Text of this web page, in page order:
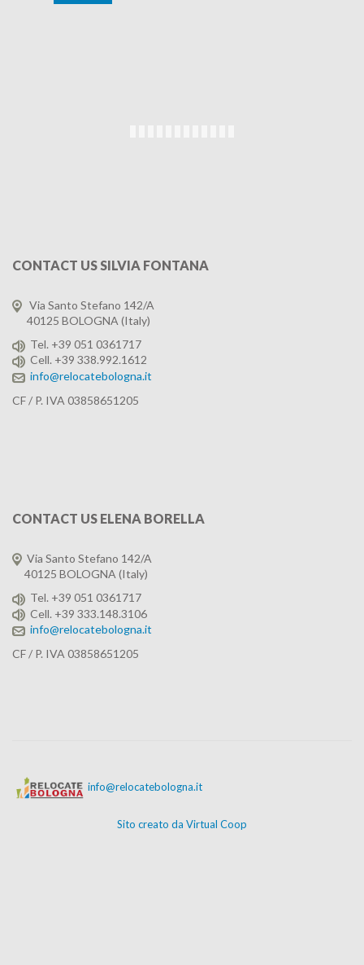
CONTACT US SILVIA FONTANA
Via Santo Stefano 142/A
40125 BOLOGNA (Italy)
Tel. +39 051 0361717
Cell. +39 338.992.1612
info@relocatebologna.it
CF / P. IVA 03858651205
CONTACT US ELENA BORELLA
Via Santo Stefano 142/A
40125 BOLOGNA (Italy)
Tel. +39 051 0361717
Cell. +39 333.148.3106
info@relocatebologna.it
CF / P. IVA 03858651205
info@relocatebologna.it
Sito creato da Virtual Coop